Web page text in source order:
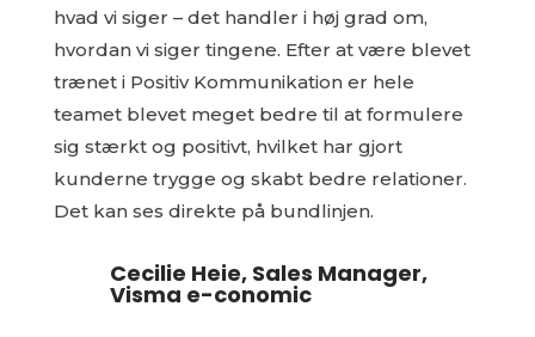
hvad vi siger – det handler i høj grad om,
hvordan vi siger tingene. Efter at være blevet
trænet i Positiv Kommunikation er hele
teamet blevet meget bedre til at formulere
sig stærkt og positivt, hvilket har gjort
kunderne trygge og skabt bedre relationer.
Det kan ses direkte på bundlinjen.
Cecilie Heie, Sales Manager,
Visma e-conomic